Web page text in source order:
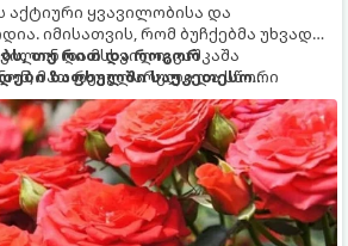
აქტიური ყვავილობისა და
იმისათვის, რომ ბუჩქებმა უხვად,
და მსხვილი, კაშკაშა
მათ რეგულარული და სწორი
ზაფხულის პერიოდში მცენარის
ამიტომ მნიშვნელოვანია
გამოიყენება ამ დროს.
თუ რით და როგორ
ზაფხულში საუკეთესო